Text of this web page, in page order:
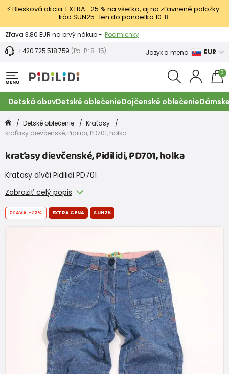
⚡ Blesková akcia: EXTRA −25 % na všetko, aj na zľavnené položky ·
kód SUN25 · len do pondelka 10. 8.
Výmena a vrátenie tovaru - Zobraziť
Zľava 3,80 EUR na prvý nákup - Podmienky
+420 725 518 759 (Po-Pi: 8-15) Jazyk a mena EUR
MENU
0
Detská obuvDetské oblečenieDojčenské oblečenie
Detské oblečenie
Kraťasy
kraťasy dievčenské, Pidilidi, PD701, holka
kraťasy dievčenské, Pidilidi, PD701, holka
Kraťasy dívčí Pidilidi PD701
Zobraziť celý popis
ZĽAVA -72% EXTRA CENA SUN25